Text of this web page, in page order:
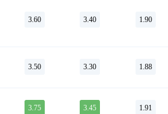
3.60 3.40 1.90
3.50 3.30 1.88
3.75 3.45 1.91